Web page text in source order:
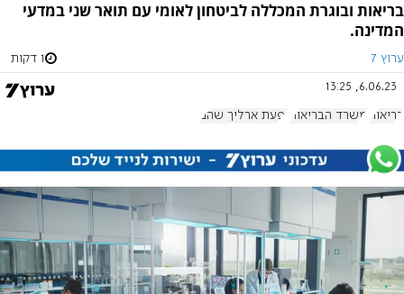
בריאות ובוגרת המכללה לביטחון לאומי עם תואר שני במדעי
המדינה.
ערוץ 7 1 דקות
6.06.23, 13:25
בריאות משרד הבריאות יפעת ארליך שהם